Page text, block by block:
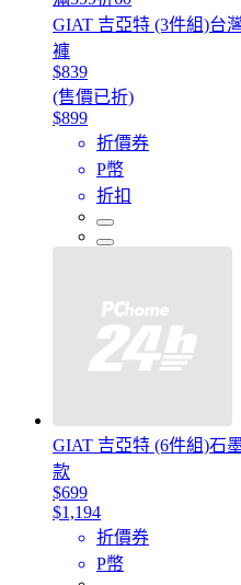
GIAT 吉亞特 (3件組)台
褲
$839
(售價已折)
$899
折價券
P幣
折扣
GIAT 吉亞特 (6件組)石
款
$699
$1,194
折價券
P幣